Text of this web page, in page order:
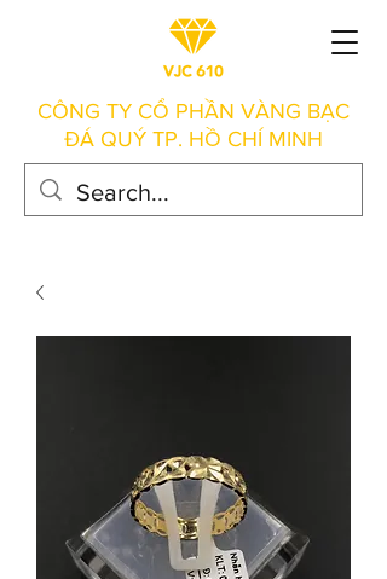
CÔNG TY CỔ PHẦN VÀNG BẠC
ĐÁ QUÝ TP. HỒ CHÍ MINH